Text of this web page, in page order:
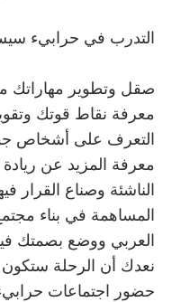
التدرب في حرابيء
صقل وتطوير مهاراتك
معرفة نقاط قوتك
التعرف على أشخاص
معرفة المزيد عن ريادة
الناشئة وصناع القرار
المساهمة في بناء
العربي ووضع بصمتك
نعدك أن الرحلة ستكون
حضور اجتماعات حرابيء